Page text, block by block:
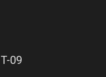
09